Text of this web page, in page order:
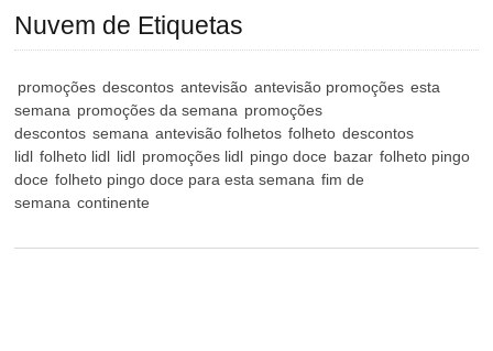
Nuvem de Etiquetas
promoções descontos antevisão antevisão promoções esta
semana promoções da semana promoções
descontos semana antevisão folhetos folheto descontos
lidl folheto lidl lidl promoções lidl pingo doce bazar folheto pingo
doce folheto pingo doce para esta semana fim de
semana continente